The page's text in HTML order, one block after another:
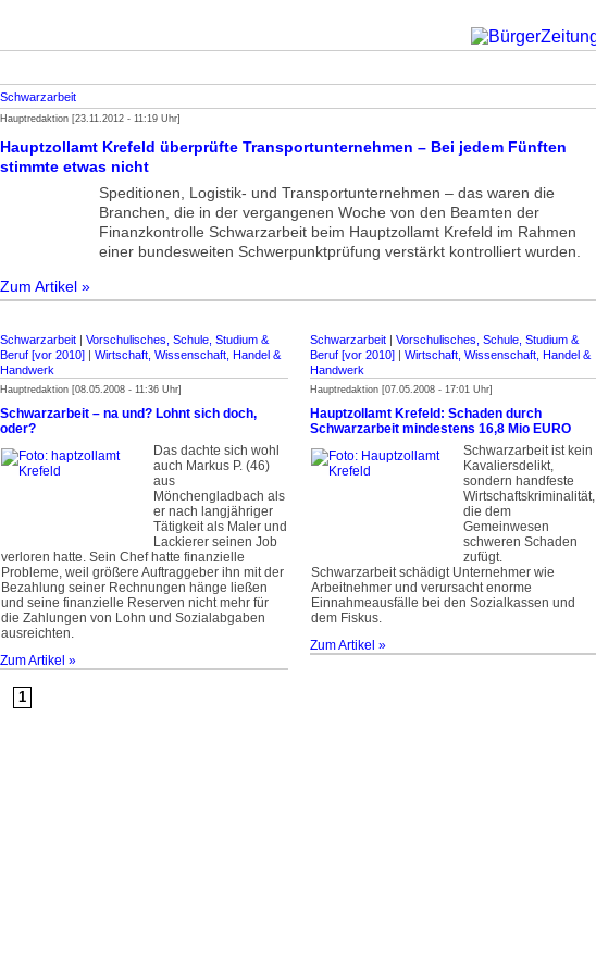
Schwarzarbeit
Hauptredaktion [23.11.2012 - 11:19 Uhr]
Hauptzollamt Krefeld überprüfte Transportunternehmen – Bei jedem Fünften
stimmte etwas nicht
Speditionen, Logistik- und Transportunternehmen – das waren die
Branchen, die in der vergangenen Woche von den Beamten der
Finanzkontrolle Schwarzarbeit beim Hauptzollamt Krefeld im Rahmen
einer bundesweiten Schwerpunktprüfung verstärkt kontrolliert wurden.
Zum Artikel »
Schwarzarbeit | Vorschulisches, Schule, Studium &
Beruf [vor 2010] | Wirtschaft, Wissenschaft, Handel &
Handwerk
Hauptredaktion [08.05.2008 - 11:36 Uhr]
Schwarzarbeit – na und? Lohnt sich doch,
oder?
Das dachte sich wohl
auch Markus P. (46)
aus
Mönchengladbach als
er nach langjähriger
Tätigkeit als Maler und
Lackierer seinen Job
verloren hatte. Sein Chef hatte finanzielle
Probleme, weil größere Auftraggeber ihn mit der
Bezahlung seiner Rechnungen hänge ließen
und seine finanzielle Reserven nicht mehr für
die Zahlungen von Lohn und Sozialabgaben
ausreichten.
Zum Artikel »
Schwarzarbeit | Vorschulisches, Schule, Studium &
Beruf [vor 2010] | Wirtschaft, Wissenschaft, Handel &
Handwerk
Hauptredaktion [07.05.2008 - 17:01 Uhr]
Hauptzollamt Krefeld: Schaden durch
Schwarzarbeit mindestens 16,8 Mio EURO
Schwarzarbeit ist kein
Kavaliersdelikt,
sondern handfeste
Wirtschaftskriminalität,
die dem
Gemeinwesen
schweren Schaden
zufügt.
Schwarzarbeit schädigt Unternehmer wie
Arbeitnehmer und verursacht enorme
Einnahmeausfälle bei den Sozialkassen und
dem Fiskus.
Zum Artikel »
1